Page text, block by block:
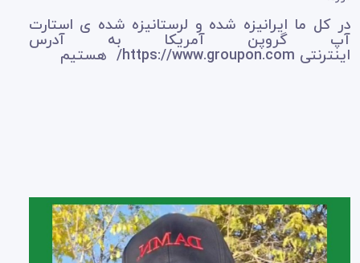
در کل ما ایرانیزه شده و لرستانیزه شده ی استارت
آپ گروپن آمریکا به آدرس
اینترنتی https://www.groupon.com/ هستیم